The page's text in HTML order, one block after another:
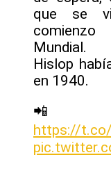
que se
comienzo
Mundial.
Hislop
en 1940.
📲
https://t.co/